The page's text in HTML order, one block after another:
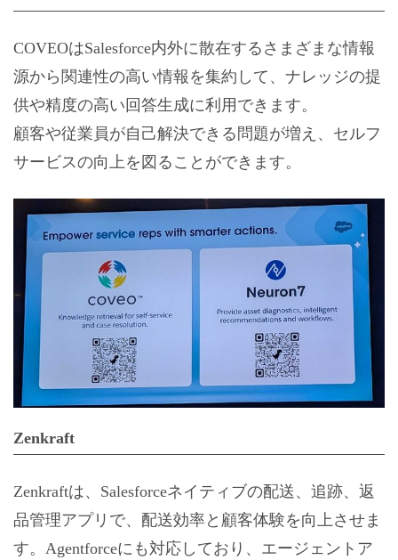
COVEOはSalesforce内外に散在するさまざまな情報
源から関連性の高い情報を集約して、ナレッジの提
供や精度の高い回答生成に利用できます。
顧客や従業員が自己解決できる問題が増え、セルフ
サービスの向上を図ることができます。
Zenkraft
Zenkraftは、Salesforceネイティブの配送、追跡、返
品管理アプリで、配送効率と顧客体験を向上させま
す。Agentforceにも対応しており、エージェントア